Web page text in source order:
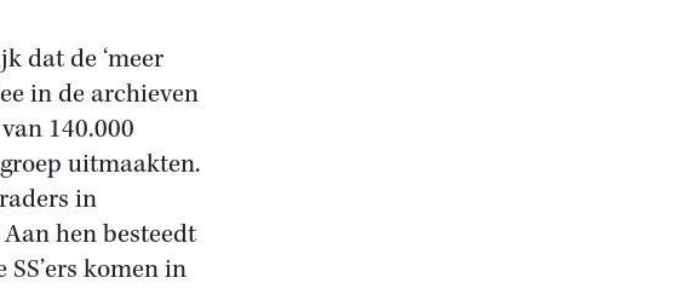
dat de ‘meer
in de archieven
140.000
uitmaakten.
in
hen besteedt
komen in